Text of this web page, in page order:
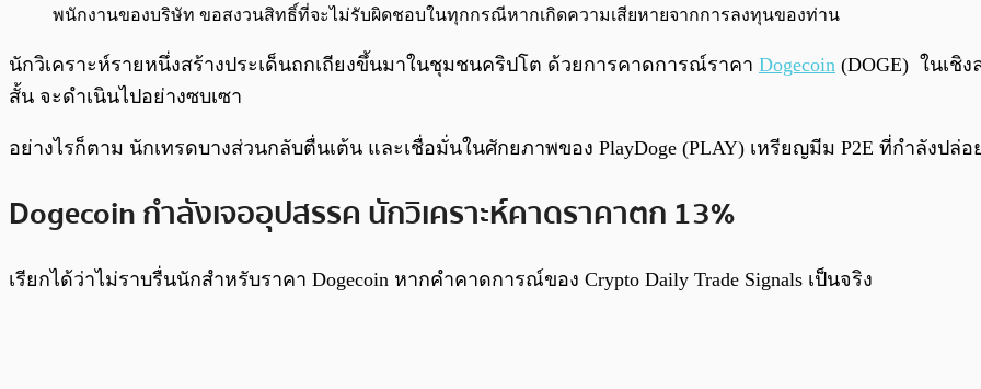
พนักงานของบริษัท ขอสงวนสิทธิ์ที่จะไม่รับผิดชอบในทุกกรณีหากเกิดความเสียหายจากการลงทุนของท่าน
นักวิเคราะห์รายหนึ่งสร้างประเด็นถกเถียงขึ้นมาในชุมชนคริปโต ด้วยการคาดการณ์ราคา Dogecoin (DOGE) ในเชิง
สั้น จะดำเนินไปอย่างซบเซา
อย่างไรก็ตาม นักเทรดบางส่วนกลับตื่นเต้น และเชื่อมั่นในศักยภาพของ PlayDoge (PLAY) เหรียญมีม P2E ที่กำลังปล่อ
Dogecoin กำลังเจออุปสรรค นักวิเคราะห์คาดราคาตก 13%
เรียกได้ว่าไม่ราบรื่นนักสำหรับราคา Dogecoin หากคำคาดการณ์ของ Crypto Daily Trade Signals เป็นจริง